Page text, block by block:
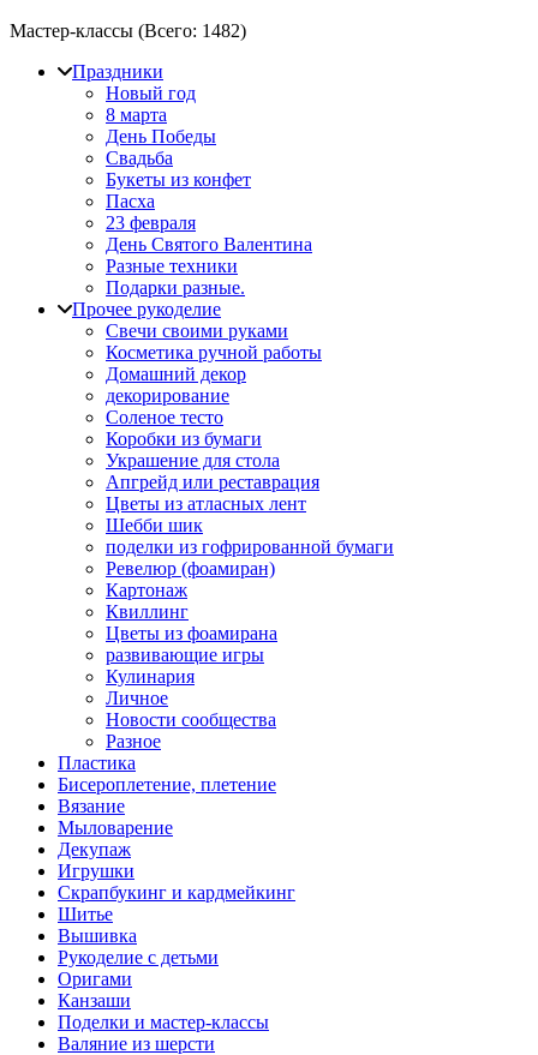
Мастер-классы (Всего: 1482)
Праздники
Новый год
8 марта
День Победы
Свадьба
Букеты из конфет
Пасха
23 февраля
День Святого Валентина
Разные техники
Подарки разные.
Прочее рукоделие
Свечи своими руками
Косметика ручной работы
Домашний декор
декорирование
Соленое тесто
Коробки из бумаги
Украшение для стола
Апгрейд или реставрация
Цветы из атласных лент
Шебби шик
поделки из гофрированной бумаги
Ревелюр (фоамиран)
Картонаж
Квиллинг
Цветы из фоамирана
развивающие игры
Кулинария
Личное
Новости сообщества
Разное
Пластика
Бисероплетение, плетение
Вязание
Мыловарение
Декупаж
Игрушки
Скрапбукинг и кардмейкинг
Шитье
Вышивка
Рукоделие с детьми
Оригами
Канзаши
Поделки и мастер-классы
Валяние из шерсти